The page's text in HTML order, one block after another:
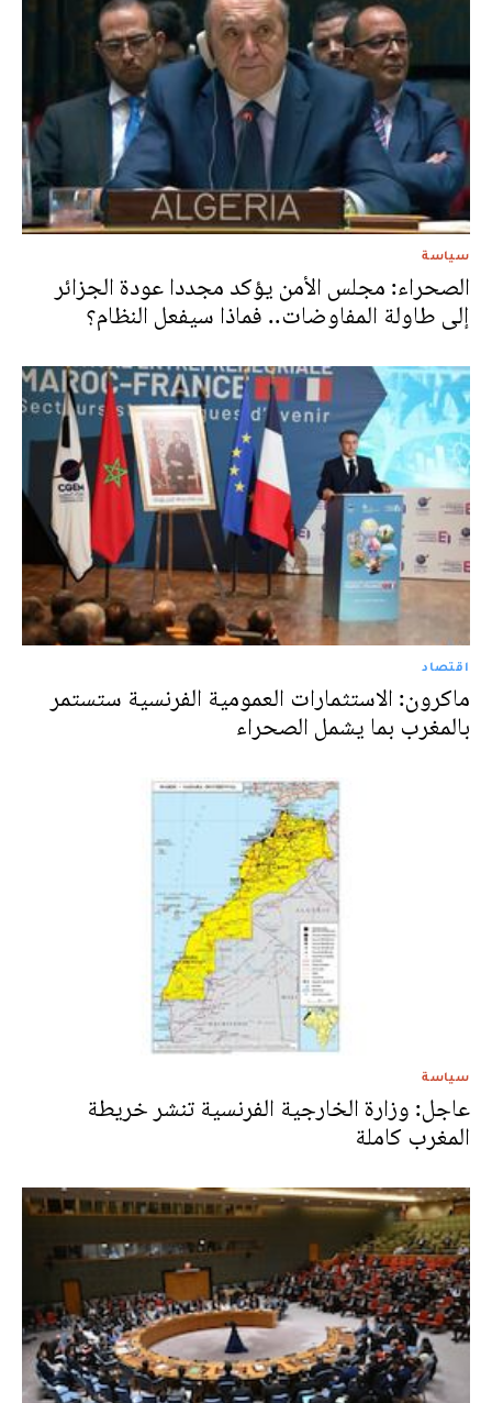
سياسة
الصحراء: مجلس الأمن يؤكد مجددا عودة الجزائر
إلى طاولة المفاوضات.. فماذا سيفعل النظام؟
اقتصاد
ماكرون: الاستثمارات العمومية الفرنسية ستستمر
بالمغرب بما يشمل الصحراء
سياسة
عاجل: وزارة الخارجية الفرنسية تنشر خريطة
المغرب كاملة